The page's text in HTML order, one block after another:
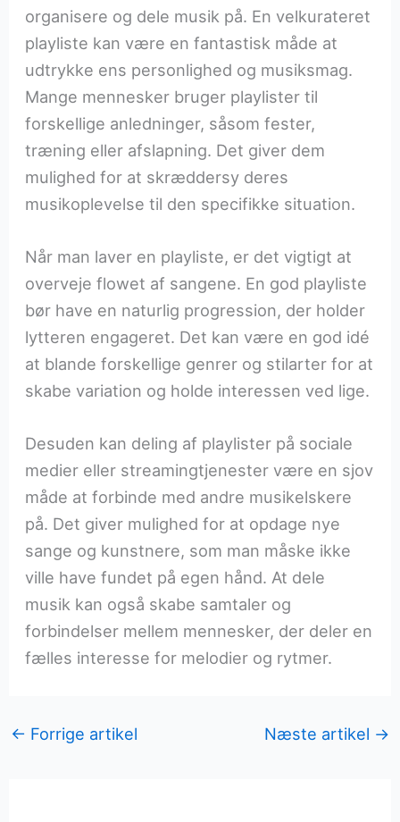
organisere og dele musik på. En velkurateret
playliste kan være en fantastisk måde at
udtrykke ens personlighed og musiksmag.
Mange mennesker bruger playlister til
forskellige anledninger, såsom fester,
træning eller afslapning. Det giver dem
mulighed for at skræddersy deres
musikoplevelse til den specifikke situation.
Når man laver en playliste, er det vigtigt at
overveje flowet af sangene. En god playliste
bør have en naturlig progression, der holder
lytteren engageret. Det kan være en god idé
at blande forskellige genrer og stilarter for at
skabe variation og holde interessen ved lige.
Desuden kan deling af playlister på sociale
medier eller streamingtjenester være en sjov
måde at forbinde med andre musikelskere
på. Det giver mulighed for at opdage nye
sange og kunstnere, som man måske ikke
ville have fundet på egen hånd. At dele
musik kan også skabe samtaler og
forbindelser mellem mennesker, der deler en
fælles interesse for melodier og rytmer.
← Forrige artikel Næste artikel →